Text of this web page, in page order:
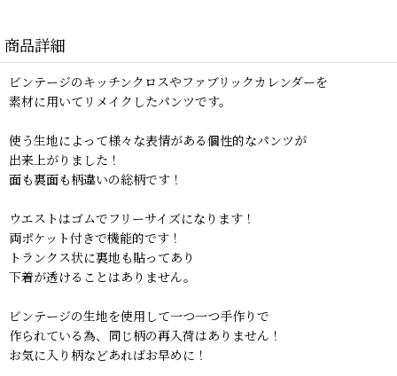
商品詳細
ビンテージのキッチンクロスやファブリックカレンダーを
素材に用いてリメイクしたパンツです。
使う生地によって様々な表情がある個性的なパンツが
出来上がりました！
面も裏面も柄違いの総柄です！
ウエストはゴムでフリーサイズになります！
両ポケット付きで機能的です！
トランクス状に裏地も貼ってあり
下着が透けることはありません。
ビンテージの生地を使用して一つ一つ手作りで
作られている為、同じ柄の再入荷はありません！
お気に入り柄などあればお早めに！